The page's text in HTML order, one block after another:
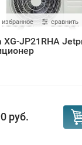
избранное сравнить
XG-JP21RHA
руб.